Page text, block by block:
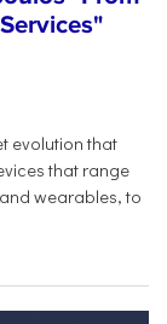
evolution that
that range
wearables, to